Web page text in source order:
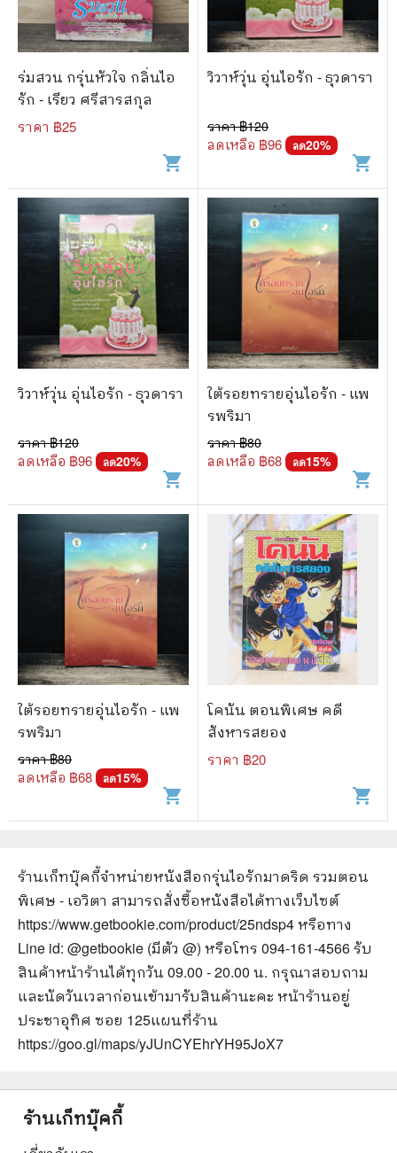
ร่มสวน กรุ่นหัวใจ กลิ่นไอ
รัก - เรียว ศรีสารสกุล
ราคา ฿25
shopping_cart
วิวาห์วุ่น อุ่นไอรัก - ธุวดารา
ราคา ฿120
ลดเหลือ ฿96 ลด20%
shopping_cart
วิวาห์วุ่น อุ่นไอรัก - ธุวดารา
ราคา ฿120
ลดเหลือ ฿96 ลด20%
shopping_cart
ใต้รอยทรายอุ่นไอรัก - แพ
รพริมา
ราคา ฿80
ลดเหลือ ฿68 ลด15%
shopping_cart
ใต้รอยทรายอุ่นไอรัก - แพ
รพริมา
ราคา ฿80
ลดเหลือ ฿68 ลด15%
shopping_cart
โคนัน ตอนพิเศษ คดี
สังหารสยอง
ราคา ฿20
shopping_cart
ร้านเก็ทบุ๊คกี้จำหน่ายหนังสือกรุ่นไอรักมาดริด รวมตอน
พิเศษ - เอวิตา สามารถสั่งซื้อหนังสือได้ทางเว็บไซต์
https://www.getbookie.com/product/25ndsp4หรือทาง
Line id: @getbookie (มีตัว @) หรือโทร 094-161-4566 รับ
สินค้าหน้าร้านได้ทุกวัน 09.00 - 20.00 น. กรุณาสอบถาม
และนัดวันเวลาก่อนเข้ามารับสินค้านะคะ หน้าร้านอยู่
ประชาอุทิศ ซอย 125แผนที่ร้าน
https://goo.gl/maps/yJUnCYEhrYH95JoX7
ร้านเก็ทบุ๊คกี้